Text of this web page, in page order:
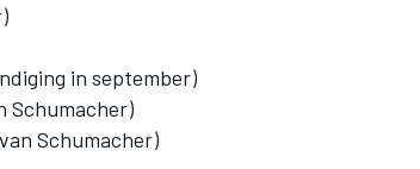
in september)
Schumacher)
Schumacher)